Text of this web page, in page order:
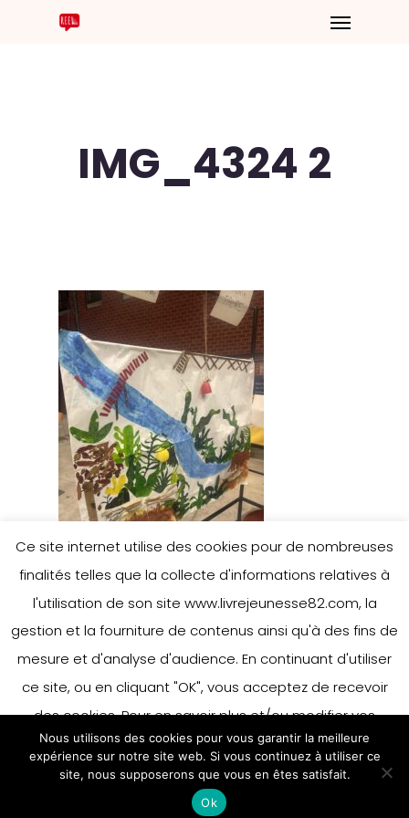
IMG_4324 2
Ce site internet utilise des cookies pour de nombreuses
finalités telles que la collecte d'informations relatives à
l'utilisation de son site www.livrejeunesse82.com, la
gestion et la fourniture de contenus ainsi qu'à des fins de
mesure et d'analyse d'audience. En continuant d'utiliser
ce site, ou en cliquant "OK", vous acceptez de recevoir
des cookies. Pour en savoir plus et/ou modifier vos
préférences en matière de cookies, merci de vous référer
à notre politique sur les cookies.
Accepter
En savoir plus
Nous utilisons des cookies pour vous garantir la meilleure
expérience sur notre site web. Si vous continuez à utiliser ce
site, nous supposerons que vous en êtes satisfait.
Ok